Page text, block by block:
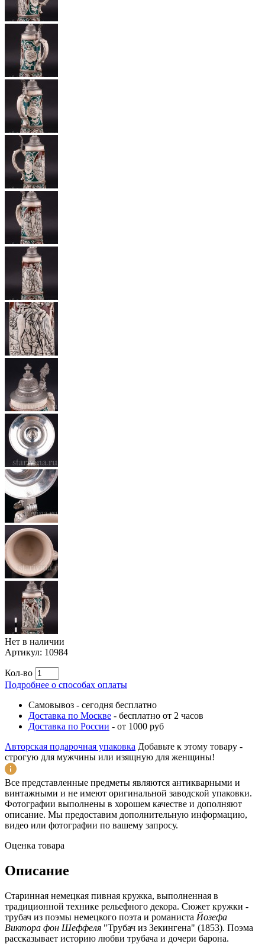
Нет в наличии
Артикул: 10984
Кол-во
Подробнее о способах оплаты
Самовывоз - сегодня бесплатно
Доставка по Москве - бесплатно от 2 часов
Доставка по России - от 1000 руб
Авторская подарочная упаковка Добавьте к этому товару -
строгую для мужчины или изящную для женщины!
Все представленные предметы являются антикварными и
винтажными и не имеют оригинальной заводской упаковки.
Фотографии выполнены в хорошем качестве и дополняют
описание. Мы предоставим дополнительную информацию,
видео или фотографии по вашему запросу.
Оценка товара
Описание
Старинная немецкая пивная кружка, выполненная в
традиционной технике рельефного декора. Сюжет кружки -
трубач из поэмы немецкого поэта и романиста Йозефа
Виктора фон Шеффеля "Трубач из Зекингена" (1853). Поэма
рассказывает историю любви трубача и дочери барона.